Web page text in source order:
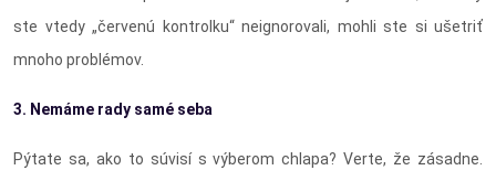
ste vtedy „červenú kontrolku“ neignorovali, mohli ste si ušetriť
mnoho problémov.
3. Nemáme rady samé seba
Pýtate sa, ako to súvisí s výberom chlapa? Verte, že zásadne.